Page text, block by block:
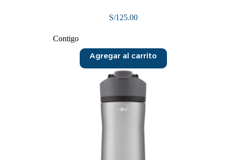
S/125.00
Contigo
Agregar al carrito